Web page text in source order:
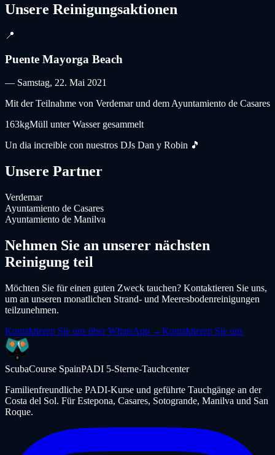
Unsere Reinigungsaktionen
📍
Puente Mayorga Beach
— Samstag, 22. Mai 2021
Mit der Teilnahme von Verdemar und dem Ayuntamiento de Casares
163kgMüll unter Wasser gesammelt
Un dia increible con nuestros DJs Dan y Robin 🎵
Unsere Partner
Verdemar
Ayuntamiento de Casares
Ayuntamiento de Manilva
Nehmen Sie an unserer nächsten
Reinigung teil
Möchten Sie für einen guten Zweck tauchen? Kontaktieren Sie uns,
um an unseren monatlichen Strand- und Meeresbodenreinigungen
teilzunehmen.
Kontaktieren Sie uns über WhatsApp →Kontaktieren Sie uns
ScubaCourse SpainPADI 5-Sterne-Tauchcenter
Familienfreundliche PADI-Kurse und geführte Tauchgänge an der
Costa del Sol. Für Estepona, Casares, Sotogrande, Manilva und San
Roque.